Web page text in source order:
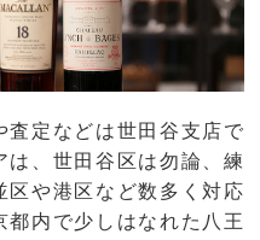
査定などは世田谷支店で
、世田谷区は勿論、練
区や港区など数多く対応
都内で少しはなれた八王